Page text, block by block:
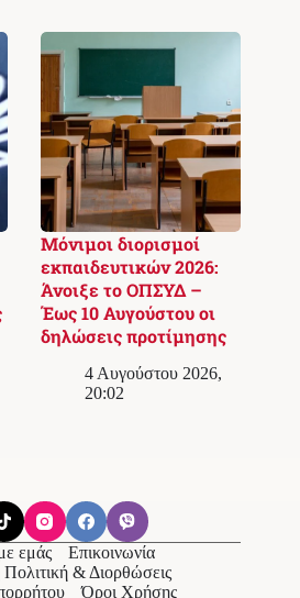
Μόνιμοι διορισμοί
εκπαιδευτικών 2026:
Άνοιξε το ΟΠΣΥΔ –
Έως 10 Αυγούστου οι
δηλώσεις προτίμησης
4 Αυγούστου 2026,
20:02
εμάς
Επικοινωνία
Πολιτική & Διορθώσεις
Όροι Χρήσης